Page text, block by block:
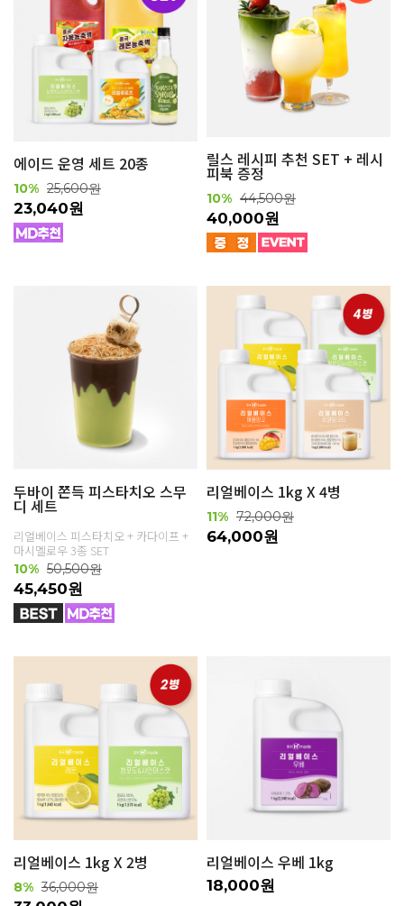
에이드 운영 세트 20종
10% 25,600원
23,040원
릴스 레시피 추천 SET + 레시
피북 증정
10% 44,500원
40,000원
두바이 쫀득 피스타치오 스무
디 세트
리얼베이스 피스타치오 + 카다이프 +
마시멜로우 3종 SET
10% 50,500원
45,450원
리얼베이스 1kg X 4병
11% 72,000원
64,000원
리얼베이스 1kg X 2병
8% 36,000원
리얼베이스 우베 1kg
18,000원